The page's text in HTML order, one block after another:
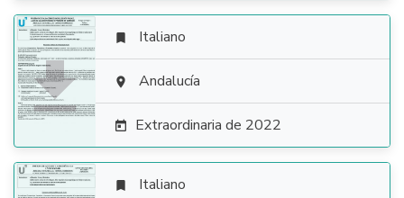

 Italiano
 Andalucía
 Extraordinaria de 2022
 Italiano